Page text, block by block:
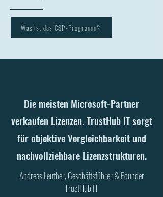
Was ist das CSP-Programm?
Die meisten Microsoft-Partner
verkaufen Lizenzen. TrustHub IT sorgt
für objektive Vergleichbarkeit und
nachvollziehbare Lizenzstrukturen.
Andreas Leuther, Geschäftsführer & Founder
TrustHub IT